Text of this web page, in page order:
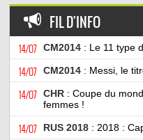
FIL D'INFO
14/07 CM2014 : Le 11 type
14/07 CM2014 : Messi, le
14/07 CHR : Coupe du
femmes !
14/07 RUS 2018 : 2018 :